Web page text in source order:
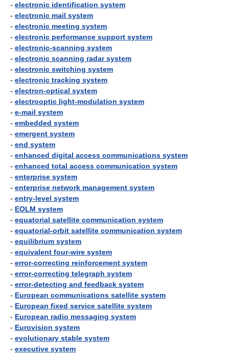
- electronic identification system
- electronic mail system
- electronic meeting system
- electronic performance support system
- electronic-scanning system
- electronic scanning radar system
- electronic switching system
- electronic tracking system
- electron-optical system
- electrooptic light-modulation system
- e-mail system
- embedded system
- emergent system
- end system
- enhanced digital access communications system
- enhanced total access communication system
- enterprise system
- enterprise network management system
- entry-level system
- EOLM system
- equatorial satellite communication system
- equatorial-orbit satellite communication system
- equilibrium system
- equivalent four-wire system
- error-correcting reinforcement system
- error-correcting telegraph system
- error-detecting and feedback system
- European communications satellite system
- European fixed service satellite system
- European radio messaging system
- Eurovision system
- evolutionary stable system
- executive system